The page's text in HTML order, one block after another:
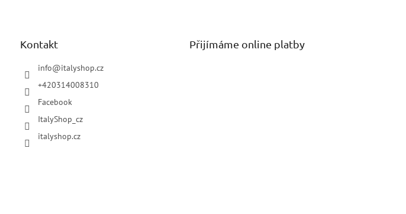
Kontakt
info@italyshop.cz
+420314008310
Facebook
ItalyShop_cz
italyshop.cz
Přijímáme online platby